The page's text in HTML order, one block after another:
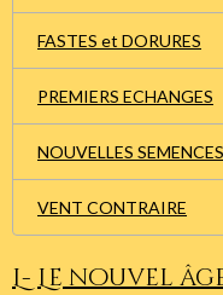
FASTES et DORURES
PREMIERS ECHANGES
NOUVELLES SEMENCES
VENT CONTRAIRE
L- Le nouvel